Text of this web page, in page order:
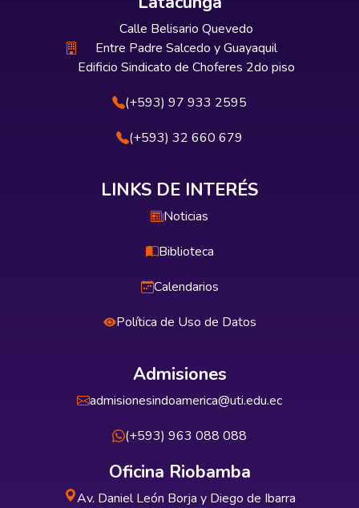
Calle Belisario Quevedo
Entre Padre Salcedo y Guayaquil
Edificio Sindicato de Choferes 2do piso
(+593) 97 933 2595
(+593) 32 660 679
LINKS DE INTERÉS
Noticias
Biblioteca
Calendarios
Política de Uso de Datos
Admisiones
admisionesindoamerica@uti.edu.ec
(+593) 963 088 088
Oficina Riobamba
Av. Daniel León Borja y Diego de Ibarra